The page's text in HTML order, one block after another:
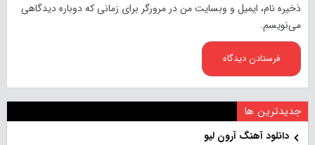
ذخیره نام، ایمیل و وبسایت من در مرورگر برای زمانی که دوباره دیدگاهی
می‌نویسم.
جدیدترین ها
دانلود آهنگ آرون لیو